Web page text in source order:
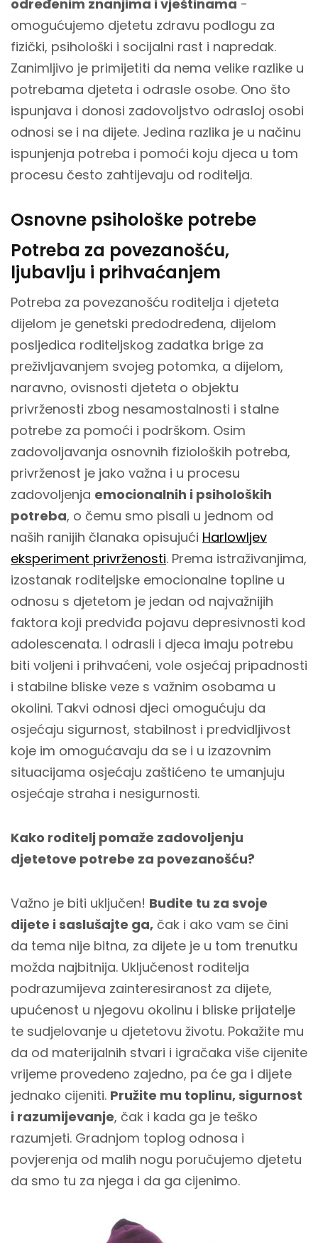
određenim znanjima i vještinama -
omogućujemo djetetu zdravu podlogu za
fizički, psihološki i socijalni rast i napredak.
Zanimljivo je primijetiti da nema velike razlike u
potrebama djeteta i odrasle osobe. Ono što
ispunjava i donosi zadovoljstvo odrasloj osobi
odnosi se i na dijete. Jedina razlika je u načinu
ispunjenja potreba i pomoći koju djeca u tom
procesu često zahtijevaju od roditelja.
Osnovne psihološke potrebe
Potreba za povezanošću,
ljubavlju i prihvaćanjem
Potreba za povezanošću roditelja i djeteta
dijelom je genetski predodređena, dijelom
posljedica roditeljskog zadatka brige za
preživljavanjem svojeg potomka, a dijelom,
naravno, ovisnosti djeteta o objektu
privrženosti zbog nesamostalnosti i stalne
potrebe za pomoći i podrškom. Osim
zadovoljavanja osnovnih fizioloških potreba,
privrženost je jako važna i u procesu
zadovoljenja emocionalnih i psiholoških
potreba, o čemu smo pisali u jednom od
naših ranijih članaka opisujući Harlowljev
eksperiment privrženosti. Prema istraživanjima,
izostanak roditeljske emocionalne topline u
odnosu s djetetom je jedan od najvažnijih
faktora koji predviđa pojavu depresivnosti kod
adolescenata. I odrasli i djeca imaju potrebu
biti voljeni i prihvaćeni, vole osjećaj pripadnosti
i stabilne bliske veze s važnim osobama u
okolini. Takvi odnosi djeci omogućuju da
osjećaju sigurnost, stabilnost i predvidljivost
koje im omogućavaju da se i u izazovnim
situacijama osjećaju zaštićeno te umanjuju
osjećaje straha i nesigurnosti.
Kako roditelj pomaže zadovoljenju
djetetove potrebe za povezanošću?
Važno je biti uključen! Budite tu za svoje
dijete i saslušajte ga, čak i ako vam se čini
da tema nije bitna, za dijete je u tom trenutku
možda najbitnija. Uključenost roditelja
podrazumijeva zainteresiranost za dijete,
upućenost u njegovu okolinu i bliske prijatelje
te sudjelovanje u djetetovu životu. Pokažite mu
da od materijalnih stvari i igračaka više cijenite
vrijeme provedeno zajedno, pa će ga i dijete
jednako cijeniti. Pružite mu toplinu, sigurnost
i razumijevanje, čak i kada ga je teško
razumjeti. Gradnjom toplog odnosa i
povjerenja od malih nogu poručujemo djetetu
da smo tu za njega i da ga cijenimo.